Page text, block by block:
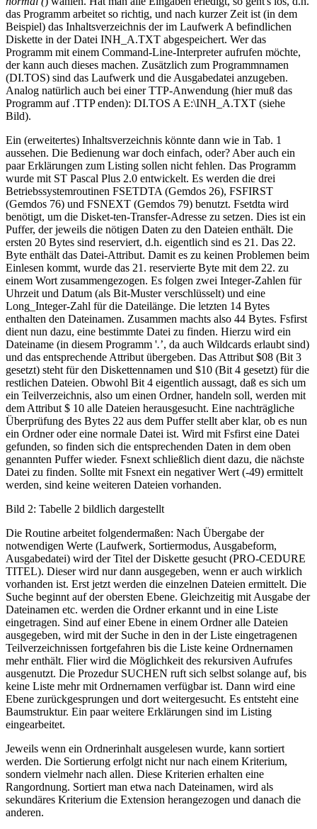
das Programm arbeitet so richtig, und nach kurzer Zeit ist (in dem
Beispiel) das Inhaltsverzeichnis der im Laufwerk A befindlichen
Diskette in der Datei INH_A.TXT abgespeichert. Wer das
Programm mit einem Command-Line-Interpreter aufrufen möchte,
der kann auch dieses machen. Zusätzlich zum Programmnamen
(DI.TOS) sind das Laufwerk und die Ausgabedatei anzugeben.
Analog natürlich auch bei einer TTP-Anwendung (hier muß das
Programm auf .TTP enden): DI.TOS A E:\INH_A.TXT (siehe
Bild).
Ein (erweitertes) Inhaltsverzeichnis könnte dann wie in Tab. 1
aussehen. Die Bedienung war doch einfach, oder? Aber auch ein
paar Erklärungen zum Listing sollen nicht fehlen. Das Programm
wurde mit ST Pascal Plus 2.0 entwickelt. Es werden die drei
Betriebssystemroutinen FSETDTA (Gemdos 26), FSFIRST
(Gemdos 76) und FSNEXT (Gemdos 79) benutzt. Fsetdta wird
benötigt, um die Disket-ten-Transfer-Adresse zu setzen. Dies ist ein
Puffer, der jeweils die nötigen Daten zu den Dateien enthält. Die
ersten 20 Bytes sind reserviert, d.h. eigentlich sind es 21. Das 22.
Byte enthält das Datei-Attribut. Damit es zu keinen Problemen beim
Einlesen kommt, wurde das 21. reservierte Byte mit dem 22. zu
einem Wort zusammengezogen. Es folgen zwei Integer-Zahlen für
Uhrzeit und Datum (als Bit-Muster verschlüsselt) und eine
Long_Integer-Zahl für die Dateilänge. Die letzten 14 Bytes
enthalten den Dateinamen. Zusammen machts also 44 Bytes. Fsfirst
dient nun dazu, eine bestimmte Datei zu finden. Hierzu wird ein
Dateiname (in diesem Programm '.’, da auch Wildcards erlaubt sind)
und das entsprechende Attribut übergeben. Das Attribut $08 (Bit 3
gesetzt) steht für den Diskettennamen und $10 (Bit 4 gesetzt) für die
restlichen Dateien. Obwohl Bit 4 eigentlich aussagt, daß es sich um
ein Teilverzeichnis, also um einen Ordner, handeln soll, werden mit
dem Attribut $ 10 alle Dateien herausgesucht. Eine nachträgliche
Überprüfung des Bytes 22 aus dem Puffer stellt aber klar, ob es nun
ein Ordner oder eine normale Datei ist. Wird mit Fsfirst eine Datei
gefunden, so finden sich die entsprechenden Daten in dem oben
genannten Puffer wieder. Fsnext schließlich dient dazu, die nächste
Datei zu finden. Sollte mit Fsnext ein negativer Wert (-49) ermittelt
werden, sind keine weiteren Dateien vorhanden.
Bild 2: Tabelle 2 bildlich dargestellt
Die Routine arbeitet folgendermaßen: Nach Übergabe der
notwendigen Werte (Laufwerk, Sortiermodus, Ausgabeform,
Ausgabedatei) wird der Titel der Diskette gesucht (PRO-CEDURE
TITEL). Dieser wird nur dann ausgegeben, wenn er auch wirklich
vorhanden ist. Erst jetzt werden die einzelnen Dateien ermittelt. Die
Suche beginnt auf der obersten Ebene. Gleichzeitig mit Ausgabe der
Dateinamen etc. werden die Ordner erkannt und in eine Liste
eingetragen. Sind auf einer Ebene in einem Ordner alle Dateien
ausgegeben, wird mit der Suche in den in der Liste eingetragenen
Teilverzeichnissen fortgefahren bis die Liste keine Ordnernamen
mehr enthält. Flier wird die Möglichkeit des rekursiven Aufrufes
ausgenutzt. Die Prozedur SUCHEN ruft sich selbst solange auf, bis
keine Liste mehr mit Ordnernamen verfügbar ist. Dann wird eine
Ebene zurückgesprungen und dort weitergesucht. Es entsteht eine
Baumstruktur. Ein paar weitere Erklärungen sind im Listing
eingearbeitet.
Jeweils wenn ein Ordnerinhalt ausgelesen wurde, kann sortiert
werden. Die Sortierung erfolgt nicht nur nach einem Kriterium,
sondern vielmehr nach allen. Diese Kriterien erhalten eine
Rangordnung. Sortiert man etwa nach Dateinamen, wird als
sekundäres Kriterium die Extension herangezogen und danach die
anderen.